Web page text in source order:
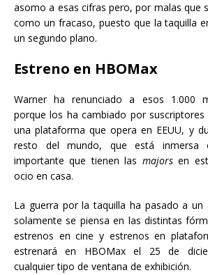
asomo a esas cifras pero, por malas que
como un fracaso, puesto que la taquilla
un segundo plano.
Estreno en HBOMax
Warner ha renunciado a esos 1.000
porque los ha cambiado por suscriptores
una plataforma que opera en EEUU, y
resto del mundo, que está inmersa
importante que tienen las majorsen
ocio en casa.
La guerra por la taquilla ha pasado a un
solamente se piensa en las distintas
estrenos en cine y estrenos en
estrenará en HBOMax el 25 de
cualquier tipo de ventana de exhibición.